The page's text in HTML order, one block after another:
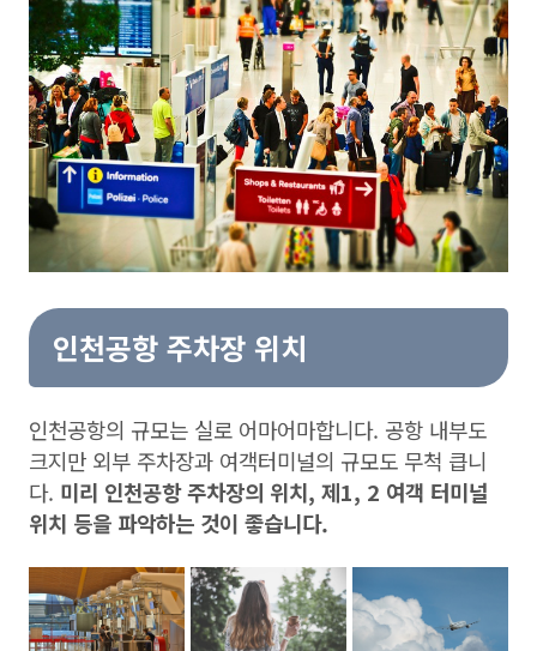
인천공항 주차장 위치
인천공항의 규모는 실로 어마어마합니다. 공항 내부도
크지만 외부 주차장과 여객터미널의 규모도 무척 큽니
다. 미리 인천공항 주차장의 위치, 제1, 2 여객 터미널
위치 등을 파악하는 것이 좋습니다.